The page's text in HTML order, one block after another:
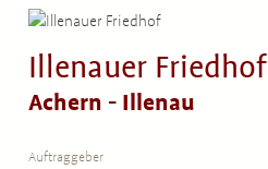
Illenauer Friedhof
Achern - Illenau
Auftraggeber